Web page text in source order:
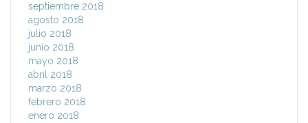
septiembre 2018
agosto 2018
julio 2018
junio 2018
mayo 2018
abril 2018
marzo 2018
febrero 2018
enero 2018